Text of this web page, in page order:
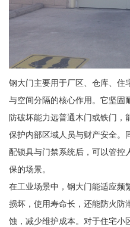
钢大门主要用于厂区、仓库、住
与空间分隔的核心作用。它坚固
防破坏能力远普通木门或铁门，
保护内部区域人员与财产安全。
配锁具与门禁系统后，可以管控
保的场景。
在工业场景中，钢大门能适应频
损坏，使用寿命长，还能防火防
蚀，减少维护成本。对于住宅小